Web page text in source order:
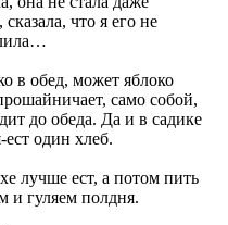
что я его не
в обед, может яблоко
само собой,
до обеда. Да и в садике
ест один хлеб.
лучше ест, а потом пить
и гуляем полдня.